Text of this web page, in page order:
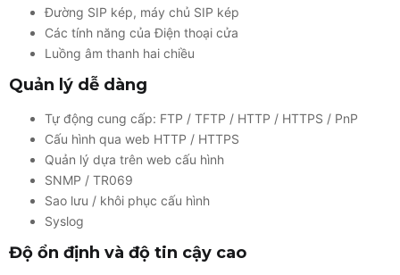
Đường SIP kép, máy chủ SIP kép
Các tính năng của Điện thoại cửa
Luồng âm thanh hai chiều
Quản lý dễ dàng
Tự động cung cấp: FTP / TFTP / HTTP / HTTPS / PnP
Cấu hình qua web HTTP / HTTPS
Quản lý dựa trên web cấu hình
SNMP / TR069
Sao lưu / khôi phục cấu hình
Syslog
Độ ổn định và độ tin cậy cao